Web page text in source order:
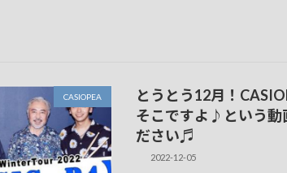
CASIOPEA
とうとう12月！
そこですよ♪という動
ださい♬
2022-12-05